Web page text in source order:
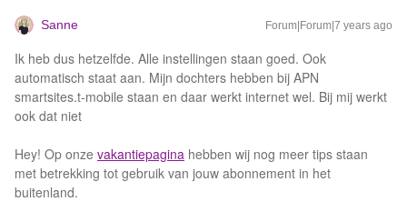
Sanne Forum|Forum|7 years ago
Ik heb dus hetzelfde. Alle instellingen staan goed. Ook
automatisch staat aan. Mijn dochters hebben bij APN
smartsites.t-mobile staan en daar werkt internet wel. Bij mij werkt
ook dat niet
Hey! Op onze vakantiepagina hebben wij nog meer tips staan
met betrekking tot gebruik van jouw abonnement in het
buitenland.